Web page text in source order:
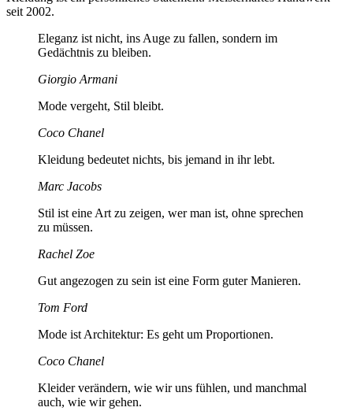
seit 2002.
Eleganz ist nicht, ins Auge zu fallen, sondern im
Gedächtnis zu bleiben.
Giorgio Armani
Mode vergeht, Stil bleibt.
Coco Chanel
Kleidung bedeutet nichts, bis jemand in ihr lebt.
Marc Jacobs
Stil ist eine Art zu zeigen, wer man ist, ohne sprechen
zu müssen.
Rachel Zoe
Gut angezogen zu sein ist eine Form guter Manieren.
Tom Ford
Mode ist Architektur: Es geht um Proportionen.
Coco Chanel
Kleider verändern, wie wir uns fühlen, und manchmal
auch, wie wir gehen.